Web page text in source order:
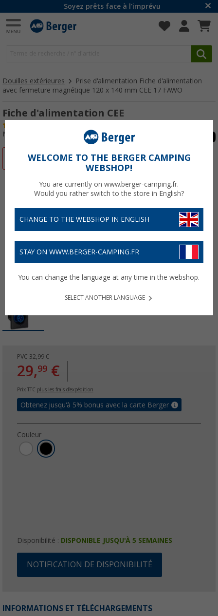
Soyez prêts face à l'imprévu
Douilles extérieures
Prise d'alimentation Fiche d'alimentation
avec fermeture magnétique 120 x 140 mm CEE 17 FAWO
Fiche d'alimentation CEE
N° d'art : 279629
-9%
PVC 32,99 €
29,99 €
Prix TTC plus les frais d'expédition
Obtenez jusqu'à 5% bonus avec la carte Berger
Couleur
Disponibilité : DISPONIBLE JUSQU'À 5 SEMAINES
NOTIFICATION DE DISPONIBILITÉ
INFORMATIONS ET TÉLÉCHARGEMENTS
WELCOME TO THE BERGER CAMPING
WEBSHOP!
You are currently on www.berger-camping.fr.
Would you rather switch to the store in English?
CHANGE TO THE WEBSHOP IN ENGLISH
STAY ON WWW.BERGER-CAMPING.FR
You can change the language at any time in the webshop.
SELECT ANOTHER LANGUAGE